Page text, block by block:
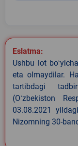
Eslatma:
Ushbu lot
eta olmaydilar.
tartibdagi
(Oʻzbekiston
03.08.2021
Nizomning 30-